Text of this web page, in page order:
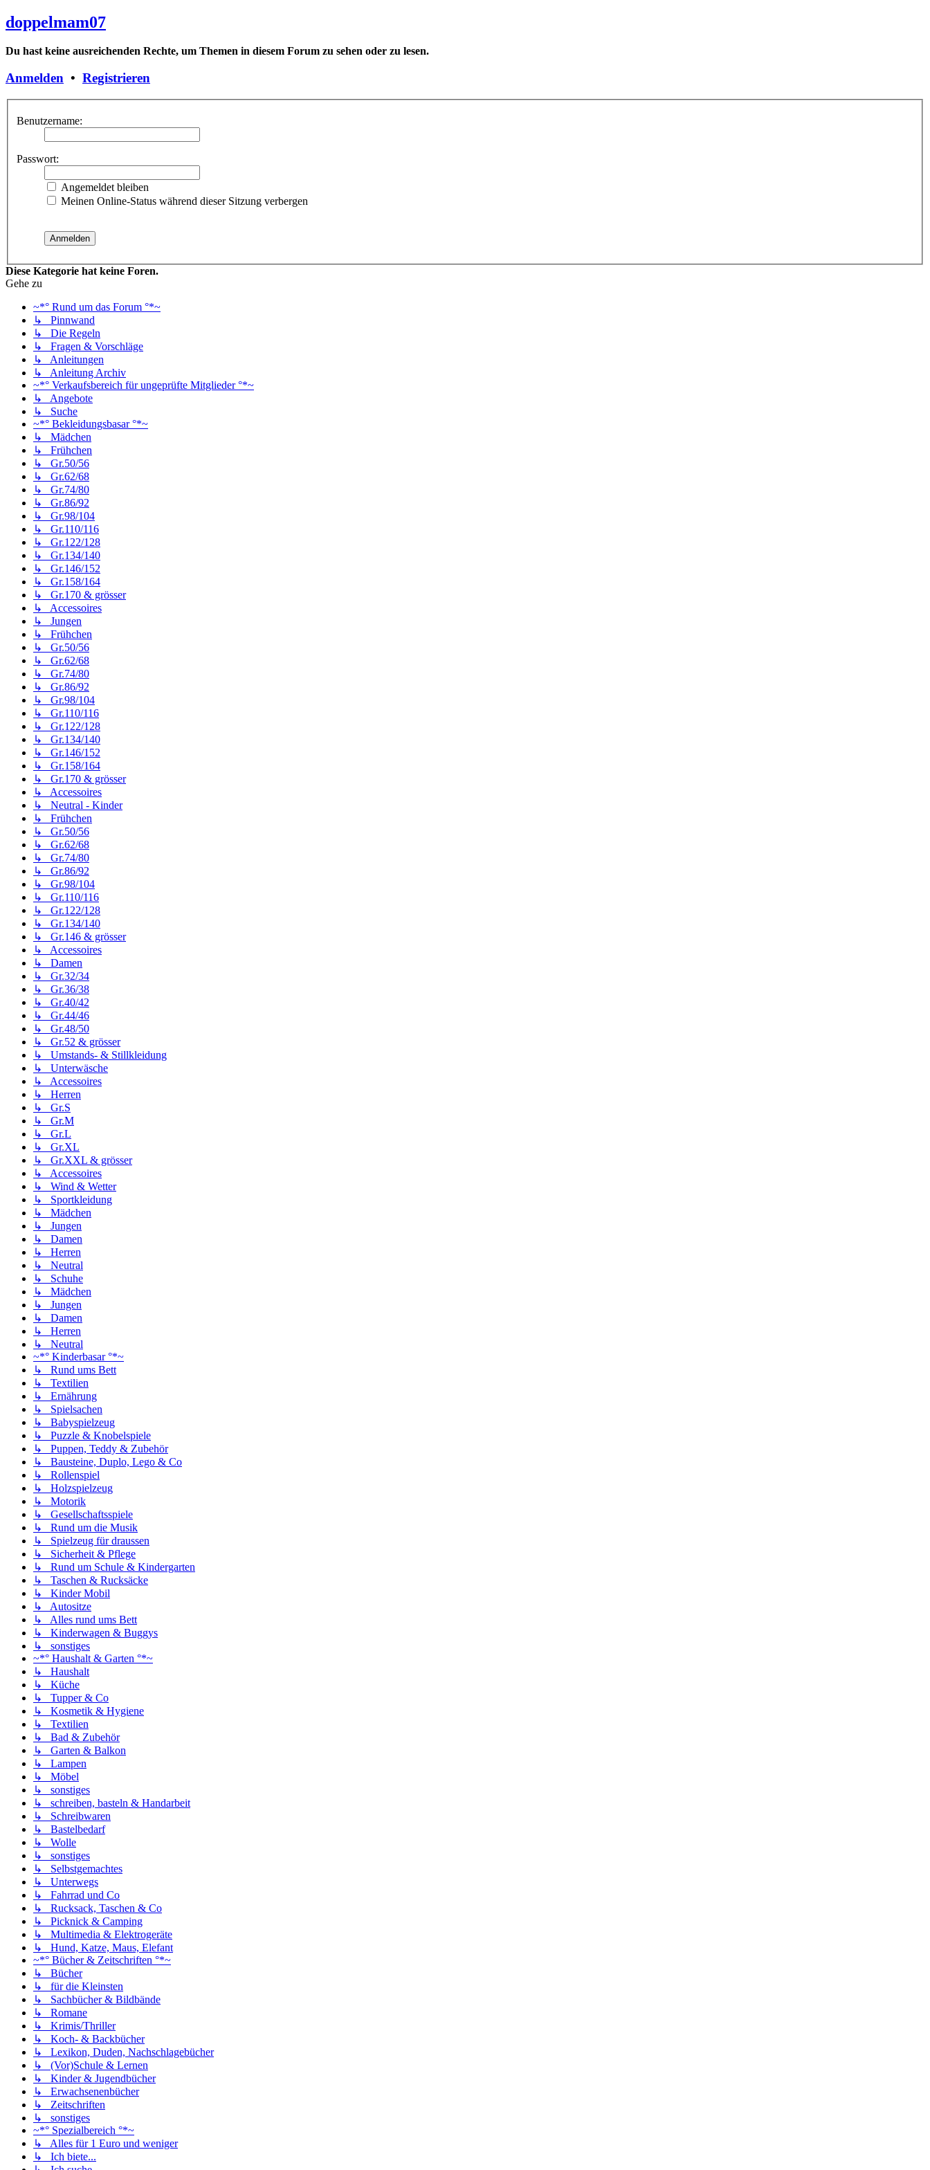
doppelmam07
Du hast keine ausreichenden Rechte, um Themen in diesem Forum zu sehen oder zu lesen.
Anmelden • Registrieren
Benutzername:
Passwort:
Angemeldet bleiben
Meinen Online-Status während dieser Sitzung verbergen
Diese Kategorie hat keine Foren.
Gehe zu
~*° Rund um das Forum °*~
↳ Pinnwand
↳ Die Regeln
↳ Fragen & Vorschläge
↳ Anleitungen
↳ Anleitung Archiv
~*° Verkaufsbereich für ungeprüfte Mitglieder °*~
↳ Angebote
↳ Suche
~*° Bekleidungsbasar °*~
↳ Mädchen
↳ Frühchen
↳ Gr.50/56
↳ Gr.62/68
↳ Gr.74/80
↳ Gr.86/92
↳ Gr.98/104
↳ Gr.110/116
↳ Gr.122/128
↳ Gr.134/140
↳ Gr.146/152
↳ Gr.158/164
↳ Gr.170 & grösser
↳ Accessoires
↳ Jungen
↳ Frühchen
↳ Gr.50/56
↳ Gr.62/68
↳ Gr.74/80
↳ Gr.86/92
↳ Gr.98/104
↳ Gr.110/116
↳ Gr.122/128
↳ Gr.134/140
↳ Gr.146/152
↳ Gr.158/164
↳ Gr.170 & grösser
↳ Accessoires
↳ Neutral - Kinder
↳ Frühchen
↳ Gr.50/56
↳ Gr.62/68
↳ Gr.74/80
↳ Gr.86/92
↳ Gr.98/104
↳ Gr.110/116
↳ Gr.122/128
↳ Gr.134/140
↳ Gr.146 & grösser
↳ Accessoires
↳ Damen
↳ Gr.32/34
↳ Gr.36/38
↳ Gr.40/42
↳ Gr.44/46
↳ Gr.48/50
↳ Gr.52 & grösser
↳ Umstands- & Stillkleidung
↳ Unterwäsche
↳ Accessoires
↳ Herren
↳ Gr.S
↳ Gr.M
↳ Gr.L
↳ Gr.XL
↳ Gr.XXL & grösser
↳ Accessoires
↳ Wind & Wetter
↳ Sportkleidung
↳ Mädchen
↳ Jungen
↳ Damen
↳ Herren
↳ Neutral
↳ Schuhe
↳ Mädchen
↳ Jungen
↳ Damen
↳ Herren
↳ Neutral
~*° Kinderbasar °*~
↳ Rund ums Bett
↳ Textilien
↳ Ernährung
↳ Spielsachen
↳ Babyspielzeug
↳ Puzzle & Knobelspiele
↳ Puppen, Teddy & Zubehör
↳ Bausteine, Duplo, Lego & Co
↳ Rollenspiel
↳ Holzspielzeug
↳ Motorik
↳ Gesellschaftsspiele
↳ Rund um die Musik
↳ Spielzeug für draussen
↳ Sicherheit & Pflege
↳ Rund um Schule & Kindergarten
↳ Taschen & Rucksäcke
↳ Kinder Mobil
↳ Autositze
↳ Alles rund ums Bett
↳ Kinderwagen & Buggys
↳ sonstiges
~*° Haushalt & Garten °*~
↳ Haushalt
↳ Küche
↳ Tupper & Co
↳ Kosmetik & Hygiene
↳ Textilien
↳ Bad & Zubehör
↳ Garten & Balkon
↳ Lampen
↳ Möbel
↳ sonstiges
↳ schreiben, basteln & Handarbeit
↳ Schreibwaren
↳ Bastelbedarf
↳ Wolle
↳ sonstiges
↳ Selbstgemachtes
↳ Unterwegs
↳ Fahrrad und Co
↳ Rucksack, Taschen & Co
↳ Picknick & Camping
↳ Multimedia & Elektrogeräte
↳ Hund, Katze, Maus, Elefant
~*° Bücher & Zeitschriften °*~
↳ Bücher
↳ für die Kleinsten
↳ Sachbücher & Bildbände
↳ Romane
↳ Krimis/Thriller
↳ Koch- & Backbücher
↳ Lexikon, Duden, Nachschlagebücher
↳ (Vor)Schule & Lernen
↳ Kinder & Jugendbücher
↳ Erwachsenenbücher
↳ Zeitschriften
↳ sonstiges
~*° Spezialbereich °*~
↳ Alles für 1 Euro und weniger
↳ Ich biete...